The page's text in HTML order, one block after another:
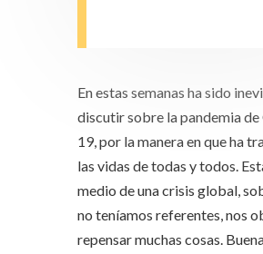
En estas semanas ha sido
discutir sobre la pandemia
19, por la manera en que ha
las vidas de todas y todos.
medio de una crisis global,
no teníamos referentes, nos
repensar muchas cosas.